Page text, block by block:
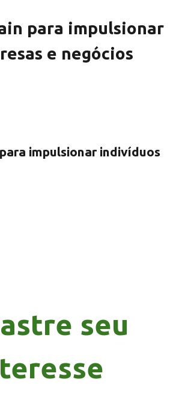
para impulsionar
e negócios
impulsionar indivíduos
seu